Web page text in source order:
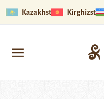
Kazakhstan Kirghizstan